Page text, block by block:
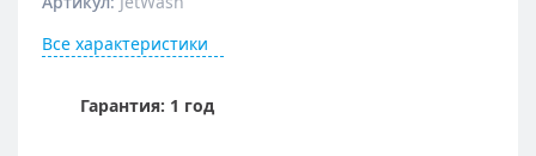
Все характеристики
Гарантия: 1 год